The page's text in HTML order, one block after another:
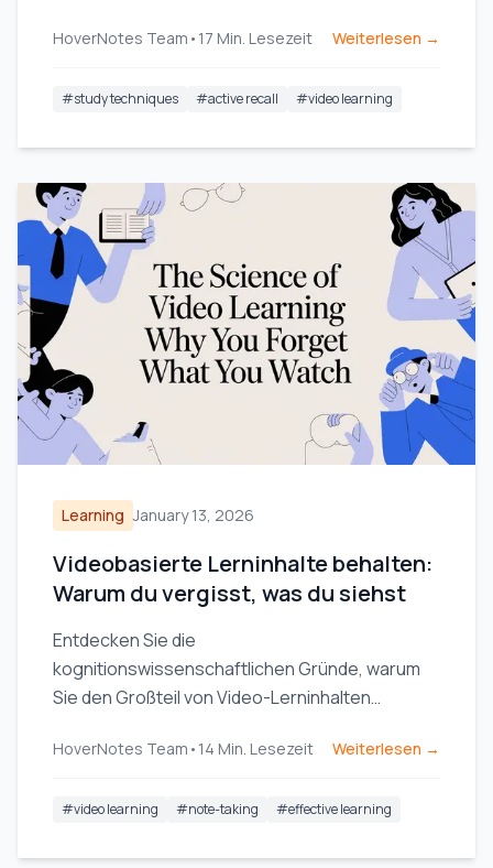
HoverNotes Team • 17 Min. Lesezeit Weiterlesen →
#study techniques #active recall #video learning
Learning January 13, 2026
Videobasierte Lerninhalte behalten:
Warum du vergisst, was du siehst
Entdecken Sie die
kognitionswissenschaftlichen Gründe, warum
Sie den Großteil von Video-Lerninhalten
strategisches Notieren Ihre Merkfähigkeit
HoverNotes Team • 14 Min. Lesezeit Weiterlesen →
#video learning #note-taking #effective learning